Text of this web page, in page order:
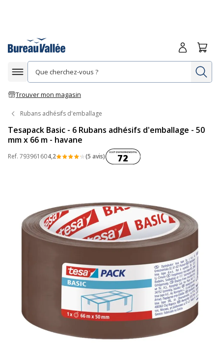
Afficher la navigation
Trouver mon magasin
Me
Rubans adhésifs d'emballage
Tesapack Basic - 6 Rubans adhésifs d'emballage - 50
mm x 66 m - havane
Ref. 793961604,2 (5 avis)Coût environnemental :
72